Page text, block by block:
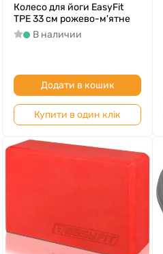
Колесо для йоги EasyFit
TPE 33 см рожево-м'ятне
В наличии
Додати в кошик
Купити в один клік